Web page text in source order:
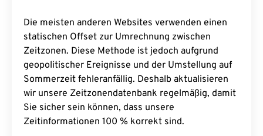
Die meisten anderen Websites verwenden einen
statischen Offset zur Umrechnung zwischen
Zeitzonen. Diese Methode ist jedoch aufgrund
geopolitischer Ereignisse und der Umstellung auf
Sommerzeit fehleranfällig. Deshalb aktualisieren
wir unsere Zeitzonendatenbank regelmäßig, damit
Sie sicher sein können, dass unsere
Zeitinformationen 100 % korrekt sind.